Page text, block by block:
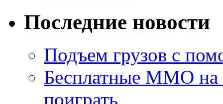
Последние новости
Подъем грузов с
Бесплатные MMO
поиграть